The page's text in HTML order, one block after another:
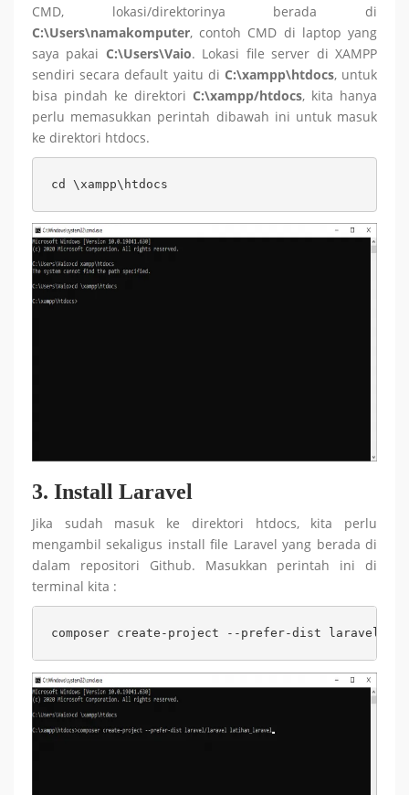
CMD, lokasi/direktorinya berada di
C:\Users\namakomputer, contoh CMD di laptop yang
saya pakai C:\Users\Vaio. Lokasi file server di XAMPP
sendiri secara default yaitu di C:\xampp\htdocs, untuk
bisa pindah ke direktori C:\xampp/htdocs, kita hanya
perlu memasukkan perintah dibawah ini untuk masuk
ke direktori htdocs.
cd \xampp\htdocs
3. Install Laravel
Jika sudah masuk ke direktori htdocs, kita perlu
mengambil sekaligus install file Laravel yang berada di
dalam repositori Github. Masukkan perintah ini di
terminal kita :
composer create-project --prefer-dist laravel/